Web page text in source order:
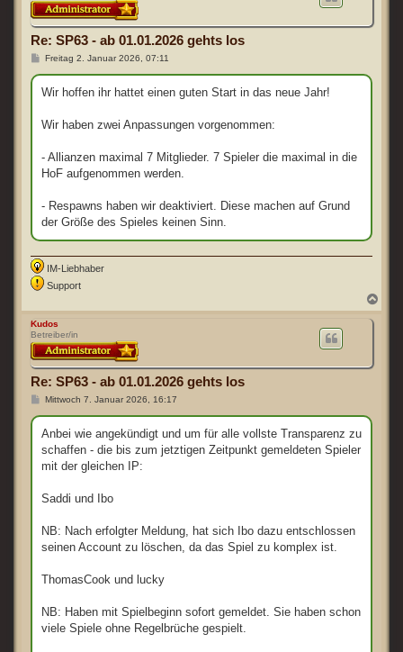
Re: SP63 - ab 01.01.2026 gehts los
B
i
t
g
Freitag 2. Januar 2026, 07:11
Wir hoffen ihr hattet einen guten Start in das neue Jahr!
Wir haben zwei Anpassungen vorgenommen:
- Allianzen maximal 7 Mitglieder. 7 Spieler die maximal in die
HoF aufgenommen werden.
- Respawns haben wir deaktiviert. Diese machen auf Grund
der Größe des Spieles keinen Sinn.
IM-Liebhaber
Support
a
Kudos
Betreiber/in
Re: SP63 - ab 01.01.2026 gehts los
B
i
t
a
g
Mittwoch 7. Januar 2026, 16:17
Anbei wie angekündigt und um für alle vollste Transparenz zu
schaffen - die bis zum jetztigen Zeitpunkt gemeldeten Spieler
mit der gleichen IP:
Saddi und Ibo
NB: Nach erfolgter Meldung, hat sich Ibo dazu entschlossen
seinen Account zu löschen, da das Spiel zu komplex ist.
ThomasCook und lucky
NB: Haben mit Spielbeginn sofort gemeldet. Sie haben schon
viele Spiele ohne Regelbrüche gespielt.